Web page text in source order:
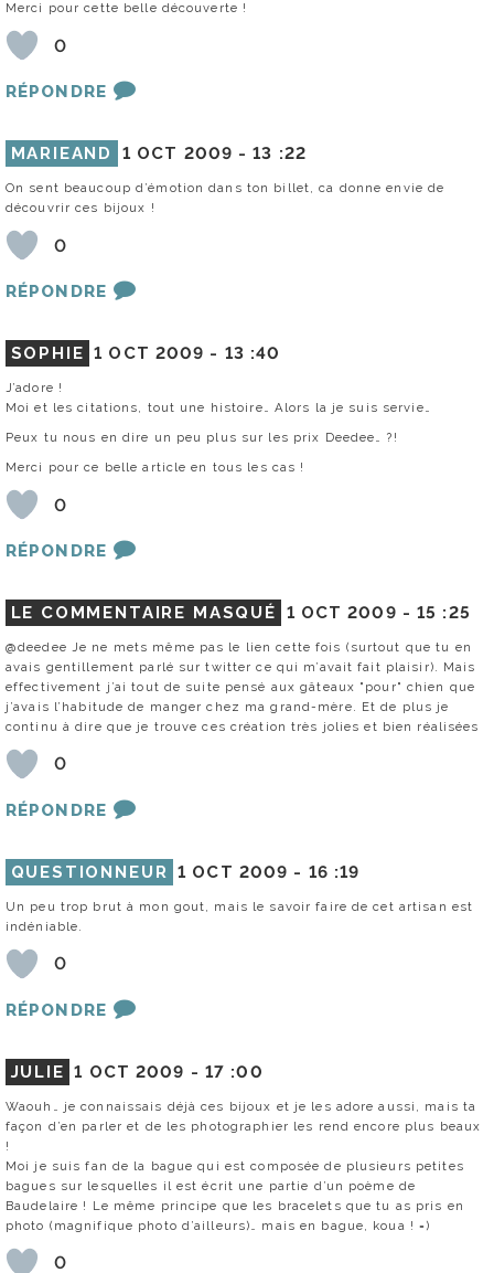
Merci pour cette belle découverte !
0
RÉPONDRE
MARIEAND 1 OCT 2009 -13 :22
On sent beaucoup d’émotion dans ton billet, ca donne envie de
découvrir ces bijoux !
0
RÉPONDRE
SOPHIE 1 OCT 2009 - 13 :40
J’adore !
Moi et les citations, tout une histoire… Alors la je suis servie…
Peux tu nous en dire un peu plus sur les prix Deedee… ?!
Merci pour ce belle article en tous les cas !
0
RÉPONDRE
LE COMMENTAIRE MASQUÉ 1 OCT 2009 -15 :25
@deedee Je ne mets même pas le lien cette fois (surtout que tu en
avais gentillement parlé sur twitter ce qui m’avait fait plaisir). Mais
effectivement j’ai tout de suite pensé aux gâteaux "pour" chien que
j’avais l’habitude de manger chez ma grand-mère. Et de plus je
continu à dire que je trouve ces création très jolies et bien réalisées
0
RÉPONDRE
QUESTIONNEUR 1 OCT 2009 - 16 :19
Un peu trop brut à mon gout, mais le savoir faire de cet artisan est
indéniable.
0
RÉPONDRE
JULIE 1 OCT 2009 - 17 :00
Waouh… je connaissais déjà ces bijoux et je les adore aussi, mais ta
façon d’en parler et de les photographier les rend encore plus beaux
!
Moi je suis fan de la bague qui est composée de plusieurs petites
bagues sur lesquelles il est écrit une partie d’un poème de
Baudelaire ! Le même principe que les bracelets que tu as pris en
photo (magnifique photo d’ailleurs)… mais en bague, koua ! =)
0